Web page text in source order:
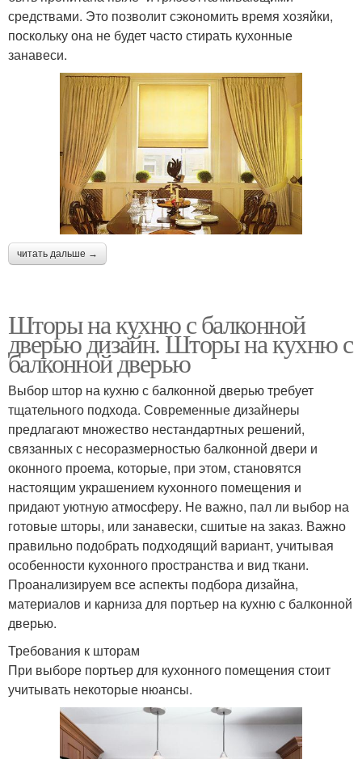
средствами. Это позволит сэкономить время хозяйки,
поскольку она не будет часто стирать кухонные
занавеси.
читать дальше →
Шторы на кухню с балконной
дверью дизайн. Шторы на кухню с
балконной дверью
Выбор штор на кухню с балконной дверью требует
тщательного подхода. Современные дизайнеры
предлагают множество нестандартных решений,
связанных с несоразмерностью балконной двери и
оконного проема, которые, при этом, становятся
настоящим украшением кухонного помещения и
придают уютную атмосферу. Не важно, пал ли выбор на
готовые шторы, или занавески, сшитые на заказ. Важно
правильно подобрать подходящий вариант, учитывая
особенности кухонного пространства и вид ткани.
Проанализируем все аспекты подбора дизайна,
материалов и карниза для портьер на кухню с балконной
дверью.
Требования к шторам
При выборе портьер для кухонного помещения стоит
учитывать некоторые нюансы.